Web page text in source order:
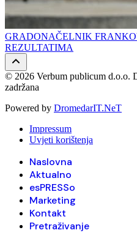
GRADONAČELNIK
REZULTATIMA
© 2026 Verbum publicum d.o.o.
zadržana
Powered by DromedarIT.NeT
Impressum
Uvjeti korištenja
Naslovna
Aktualno
esPRESSo
Marketing
Kontakt
Pretraživanje